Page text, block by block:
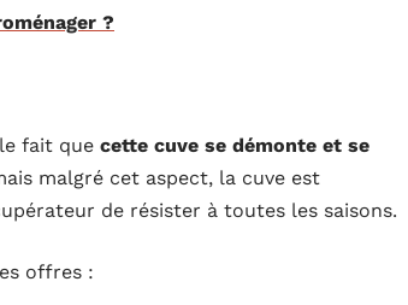
?
fait que cette cuve se démonte et se
malgré cet aspect, la cuve est
de résister à toutes les saisons.
offres :